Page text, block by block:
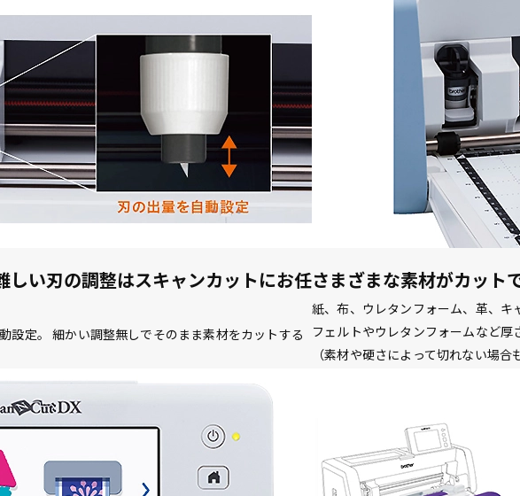
しい刃の調整はスキャンカットにお任
設定。 細かい調整無しでそのまま素材をカットする
さまざまな素材がカット
紙、布、ウレタンフォーム、革、キ
フェルトやウレタンフォームなど厚
（素材や硬さによって切れない場合